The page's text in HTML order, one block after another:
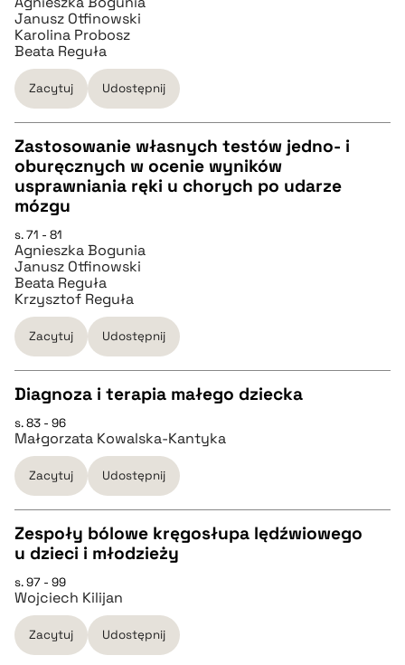
pobierz cytat
BIBTEX
pobierz cytat
Janusz Otfinowski
Karolina Probosz
Beata Reguła
Zacytuj Udostępnij
CZYSTY TEKST
pobierz cytat
BIBTEX
pobierz cytat
Zastosowanie własnych testów jedno- i
oburęcznych w ocenie wyników
usprawniania ręki u chorych po udarze
mózgu
s. 71 - 81
Agnieszka Bogunia
Janusz Otfinowski
Beata Reguła
Krzysztof Reguła
Zacytuj Udostępnij
CZYSTY TEKST
pobierz cytat
BIBTEX
pobierz cytat
Diagnoza i terapia małego dziecka
s. 83 - 96
Małgorzata Kowalska-Kantyka
Zacytuj Udostępnij
pobierz cytat
Zespoły bólowe kręgosłupa lędźwiowego
u dzieci i młodzieży
s. 97 - 99
Wojciech Kilijan
Zacytuj Udostępnij